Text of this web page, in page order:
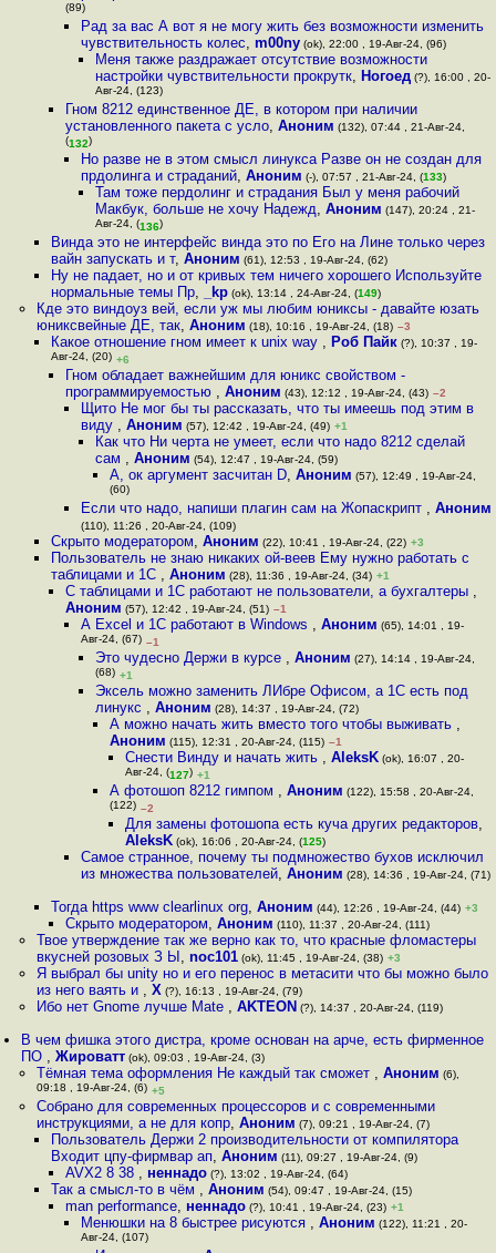
(89)
Рад за вас А вот я не могу жить без возможности изменить
чувствительность колес, m00ny(ok), 22:00 , 19-Авг-24, (96)
Меня также раздражает отсутствие возможности
настройки чувствительности прокрутк, Ногоед(?), 16:00 , 20-
Авг-24, (123)
Гном 8212 единственное ДЕ, в котором при наличии
установленного пакета с усло,Аноним (132), 07:44 , 21-Авг-24,
(132)
Но разве не в этом смысл линукса Разве он не создан для
прдолинга и страданий, Аноним (-), 07:57 , 21-Авг-24, (133)
Там тоже пердолинг и страдания Был у меня рабочий
Макбук, больше не хочу Надежд, Аноним (147), 20:24 , 21-
Авг-24, (136)
Винда это не интерфейс винда это по Его на Лине только через
вайн запускать и т, Аноним (61), 12:53 , 19-Авг-24, (62)
Ну не падает, но и от кривых тем ничего хорошего Используйте
нормальные темы Пр, _kp(ok), 13:14 , 24-Авг-24, (149)
Кде это виндоуз вей, если уж мы любим юниксы - давайте юзать
юниксвейные ДЕ, так, Аноним (18), 10:16 , 19-Авг-24, (18) –3
Какое отношение гном имеет к unix way , Роб Пайк(?), 10:37 , 19-
Авг-24, (20) +6
Гном обладает важнейшим для юникс свойством -
программируемостью ,Аноним (43), 12:12 , 19-Авг-24, (43) –2
Щито Не мог бы ты рассказать, что ты имеешь под этим в
виду , Аноним (57), 12:42 , 19-Авг-24, (49) +1
Как что Ни черта не умеет, если что надо 8212 сделай
сам , Аноним (54), 12:47 , 19-Авг-24, (59)
А, ок аргумент засчитан D,Аноним (57), 12:49 , 19-Авг-24,
(60)
Если что надо, напиши плагин сам на Жопаскрипт , Аноним
(110), 11:26 , 20-Авг-24, (109)
Скрыто модератором, Аноним (22), 10:41 , 19-Авг-24, (22) +3
Пользователь не знаю никаких ой-веев Ему нужно работать с
таблицами и 1С , Аноним (28), 11:36 , 19-Авг-24, (34) +1
С таблицами и 1С работают не пользователи, а бухгалтеры ,
Аноним (57), 12:42 , 19-Авг-24, (51) –1
А Excel и 1С работают в Windows , Аноним (65), 14:01 , 19-
Авг-24, (67) –1
Это чудесно Держи в курсе , Аноним (27), 14:14 , 19-Авг-24,
(68) +1
Эксель можно заменить ЛИбре Офисом, а 1С есть под
линукс , Аноним (28), 14:37 , 19-Авг-24, (72)
А можно начать жить вместо того чтобы выживать ,
Аноним (115), 12:31 , 20-Авг-24, (115) –1
Снести Винду и начать жить , AleksK(ok), 16:07 , 20-
Авг-24, (127) +1
А фотошоп 8212 гимпом ,Аноним (122), 15:58 , 20-Авг-24,
(122) –2
Для замены фотошопа есть куча других редакторов,
AleksK(ok), 16:06 , 20-Авг-24, (125)
Самое странное, почему ты подмножество бухов исключил
из множества пользователей, Аноним (28), 14:36 , 19-Авг-24, (71)
Тогда https www clearlinux org, Аноним (44), 12:26 , 19-Авг-24, (44) +3
Скрыто модератором,Аноним (110), 11:37 , 20-Авг-24, (111)
Твое утверждение так же верно как то, что красные фломастеры
вкусней розовых З Ы , noc101(ok), 11:45 , 19-Авг-24, (38) +3
Я выбрал бы unity но и его перенос в метасити что бы можно было
из него ваять и , Х (?), 16:13 , 19-Авг-24, (79)
Ибо нет Gnome лучше Mate , AKTEON (?), 14:37 , 20-Авг-24, (119)
В чем фишка этого дистра, кроме основан на арче, есть фирменное
ПО ,Жироватт (ok), 09:03 , 19-Авг-24, (3)
Тёмная тема оформления Не каждый так сможет , Аноним (6),
09:18 , 19-Авг-24, (6) +5
Собрано для современных процессоров и с современными
инструкциями, а не для копр, Аноним (7), 09:21 , 19-Авг-24, (7)
Пользователь Держи 2 производительности от компилятора
Входит цпу-фирмвар ап, Аноним (11), 09:27 , 19-Авг-24, (9)
AVX2 8 38 , неннадо (?), 13:02 , 19-Авг-24, (64)
Так а смысл-то в чём , Аноним (54), 09:47 , 19-Авг-24, (15)
man performance, неннадо (?), 10:41 , 19-Авг-24, (23) +1
Менюшки на 8 быстрее рисуются , Аноним (122), 11:21 , 20-
Авг-24, (107)